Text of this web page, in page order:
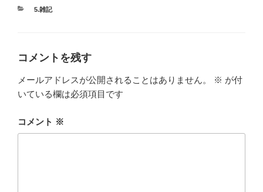
カ
5.雑記
コメントを残す
メールアドレスが公開されることはありません。 ※ が付
いている欄は必須項目です
コメント ※